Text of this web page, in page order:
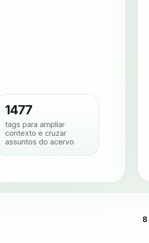
1477
tags para ampliar
contexto e cruzar
assuntos do acervo
8